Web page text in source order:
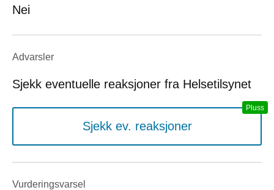
Nei
Advarsler
Sjekk eventuelle reaksjoner fra Helsetilsynet
Sjekk ev. reaksjoner
Vurderings­varsel